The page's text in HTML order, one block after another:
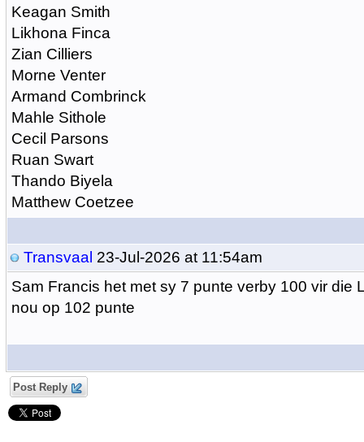
Keagan Smith
Likhona Finca
Zian Cilliers
Morne Venter
Armand Combrinck
Mahle Sithole
Cecil Parsons
Ruan Swart
Thando Biyela
Matthew Coetzee
Transvaal 23-Jul-2026 at 11:54am
Sam Francis het met sy 7 punte verby 100 vir die
nou op 102 punte
Post Reply